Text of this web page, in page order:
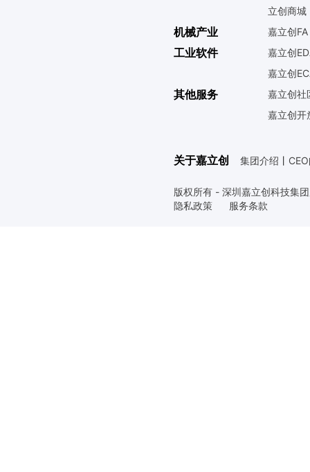
立创商城
机械产业 嘉立创FA
工业软件
嘉立创
嘉立创
其他服务
嘉立创社
嘉立创开
关于嘉立创 集团介绍 丨
版权所有 - 深圳嘉立创科技集
隐私政策
服务条款